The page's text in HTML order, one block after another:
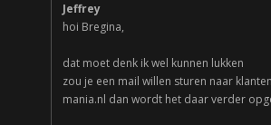
Jeffrey
hoi Bregina,
dat moet denk ik wel kunnen lukken
zou je een mail willen sturen naar
mania.nl dan wordt het daar verder